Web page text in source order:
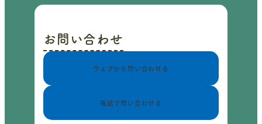
お問い合わせ
ウェブから問い合わせる
電話で問い合わせる